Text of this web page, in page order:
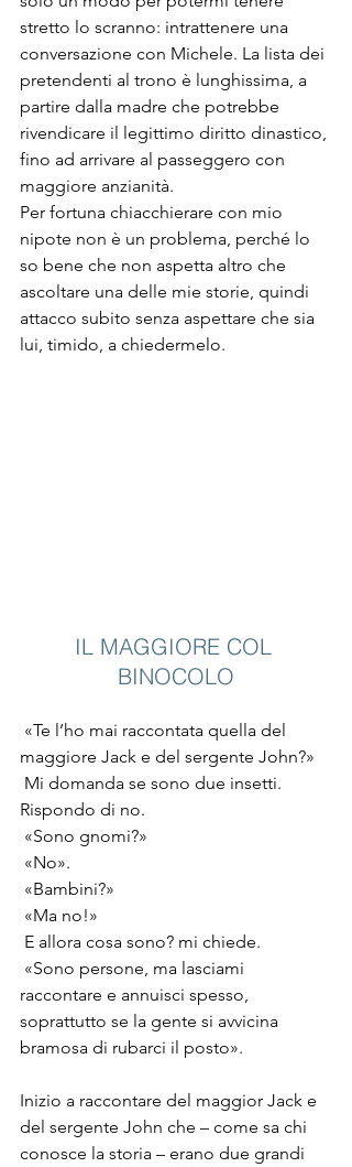
stretto lo scranno: intrattenere una
conversazione con Michele. La lista dei
pretendenti al trono è lunghissima, a
partire dalla madre che potrebbe
rivendicare il legittimo diritto dinastico,
fino ad arrivare al passeggero con
maggiore anzianità.
Per fortuna chiacchierare con mio
nipote non è un problema, perché lo
so bene che non aspetta altro che
ascoltare una delle mie storie, quindi
attacco subito senza aspettare che sia
lui, timido, a chiedermelo.
IL MAGGIORE COL
BINOCOLO
«Te l’ho mai raccontata quella del
maggiore Jack e del sergente John?»
Mi domanda se sono due insetti.
Rispondo di no.
«Sono gnomi?»
«No».
«Bambini?»
«Ma no!»
E allora cosa sono? mi chiede.
«Sono persone, ma lasciami
raccontare e annuisci spesso,
soprattutto se la gente si avvicina
bramosa di rubarci il posto».
Inizio a raccontare del maggior Jack e
del sergente John che – come sa chi
conosce la storia – erano due grandi